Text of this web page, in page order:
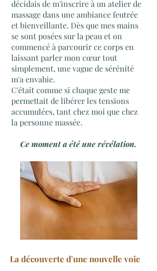
décidais de m'inscrire à un atelier de
massage dans une ambiance feutrée
et bienveillante. Dès que mes mains
se sont posées sur la peau et on
commencé à parcourir ce corps en
laissant parler mon cœur tout
simplement, une vague de sérénité
m'a envahie.
C'était comme si chaque geste me
permettait de libérer les tensions
accumulées, tant chez moi que chez
la personne massée.
Ce moment a été une révélation.
La découverte d'une nouvelle voie